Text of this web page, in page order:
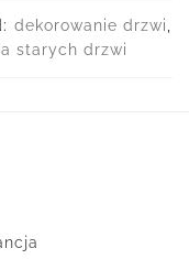
dekorowanie drzwi
starych drzwi